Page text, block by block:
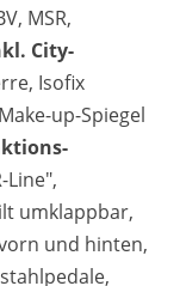
MSR,
City-
Isofix
up-Spiegel
Line",
umklappbar,
und hinten,